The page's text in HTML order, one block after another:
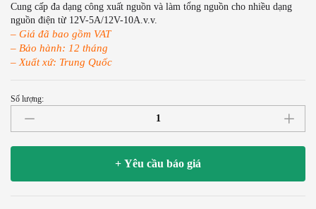
Cung cấp đa dạng công xuất nguồn và làm tổng nguồn cho nhiều dạng
nguồn điện từ 12V-5A/12V-10A.v.v.
– Giá đã bao gồm VAT
– Bảo hành: 12 tháng
– Xuất xứ: Trung Quốc
Bộ
nguồn
Số lượng:
+ Yêu cầu báo giá